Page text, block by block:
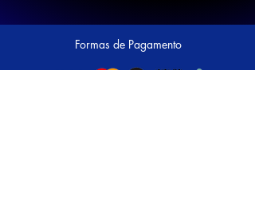
Formas de Pagamento